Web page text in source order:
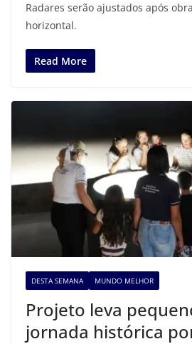
Radares serão ajustados após
horizontal.
Read More
DESTA SEMANA MUNDO MELHOR
Projeto leva
jornada histórica